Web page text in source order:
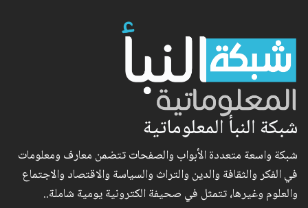
شبكة النبأ المعلوماتية
شبكة واسعة متعددة الأبواب والصفحات تتضمن معارف ومعلومات
في الفكر والثقافة والدين والتراث والسياسة والاقتصاد والاجتماع
والعلوم وغيرها، تتمثل في صحيفة الكترونية يومية شاملة..